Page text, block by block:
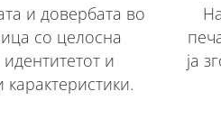
и довербата во
со целосна
и
карактеристики.
ја